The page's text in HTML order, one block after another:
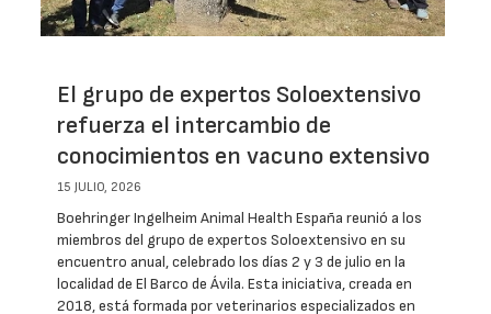
El grupo de expertos Soloextensivo
refuerza el intercambio de
conocimientos en vacuno extensivo
15 JULIO, 2026
Boehringer Ingelheim Animal Health España reunió a los
miembros del grupo de expertos Soloextensivo en su
encuentro anual, celebrado los días 2 y 3 de julio en la
localidad de El Barco de Ávila. Esta iniciativa, creada en
2018, está formada por veterinarios especializados en